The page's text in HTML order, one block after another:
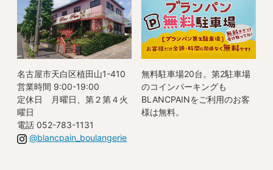
名古屋市天白区植田山1-410
営業時間 9:00-19:00
定休日 月曜日、第２第４火
曜日
電話 052-783-1131
@blancpain_boulangerie
無料駐車場20台。第2駐車場
のコインパーキングも
BLANCPAINをご利用のお客
様は無料。